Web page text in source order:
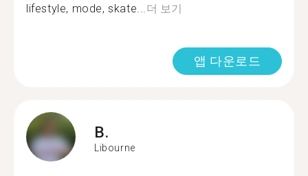
lifestyle, mode, skate...더 보기
앱 다운로드
B.
Libourne